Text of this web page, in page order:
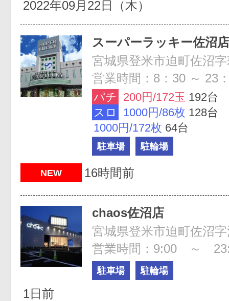
2022年09月22日（木）
スーパーラッキー佐沼店
宮城県登米市迫町佐沼
営業時間：8：30 ～ 23
パチ 200円/172玉 192台
スロ
1000円/86枚 128台
1000円/172枚 64台
駐車場 駐輪場
NEW 16時間前
chaos佐沼店
宮城県登米市迫町佐沼
営業時間：9:00 ～
駐車場 駐輪場
1日前